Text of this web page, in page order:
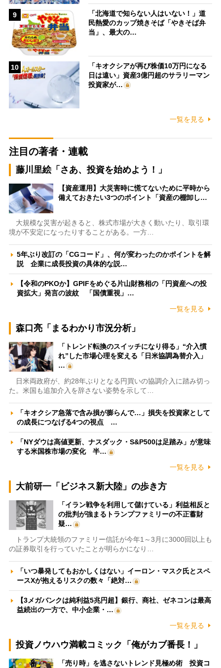
9
「北海道で知らない人はいない！」道
民熱愛のカップ焼きそば「やきそば弁
当」、最大の…
10
「キオクシアが再び株価10万円になる
日は遠い」資産3億円超のサラリーマン
投資家が…
一覧を見る
注目の著者・連載
藤川里絵「さあ、投資を始めよう！」
【資産運用】大災害時に慌てないために平時から
備えておきたい3つのポイント「資産の棚卸し…
大規模な災害が起きると、株式市場が大きく動いたり、取引環
境が不安定になったりすることがある。一方…
5年ぶり改訂の「CGコード」、何が変わったのかポイントを解
説 企業に成長投資の具体的な説…
【令和のPKOか】GPIFをめぐる片山財務相の「円資産への投
資拡大」発言の波紋 「国債重視」…
一覧を見る
森口亮「まるわかり市況分析」
「トレンド転換のスイッチになり得る」“介入慣
れ”した市場心理を変える「日米協調為替介入」
…
日米両政府が、約28年ぶりとなる円買いの協調介入に踏み切っ
た。米国も追加介入を辞さない姿勢を示して…
「キオクシア急落で含み損が膨らんで…」損失を投資家として
の成長につなげる4つの視点 …
「NYダウは高値更新、ナスダック・S&P500は足踏み」が意味
する米国株市場の変化 半…
一覧を見る
大前研一「ビジネス新大陸」の歩き方
「イラン戦争を利用して儲けている」利益相反と
の批判が強まるトランプファミリーの不正蓄財
疑…
トランプ大統領のファミリー信託が今年1～3月に3000回以上も
の証券取引を行っていたことが明らかになり…
「いつ暴発してもおかしくはない」イーロン・マスク氏とスペ
ースXが抱えるリスクの数々「絶対…
【3メガバンクは純利益5兆円超】銀行、商社、ゼネコンは最高
益続出の一方で、中小企業・…
一覧を見る
投資ノウハウ満載コミック「俺がカブ番長！」
「売り時」を逃さないトレンド見極め術 投資コ